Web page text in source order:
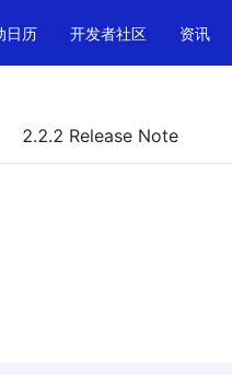
日历 开发者社区 资讯
2.2.2 Release Note